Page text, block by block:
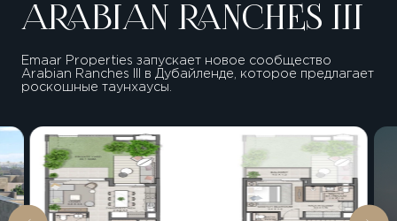
ARABIAN RANCHES III
Emaar Properties запускает новое сообщество
Arabian Ranches III в Дубайленде, которое предлагает
роскошные таунхаусы.